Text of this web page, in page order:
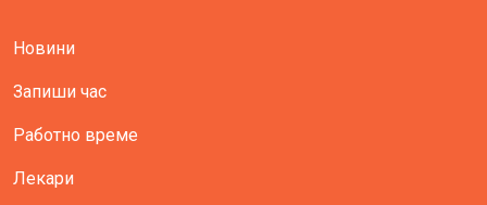
Новини
Запиши час
Работно време
Лекари